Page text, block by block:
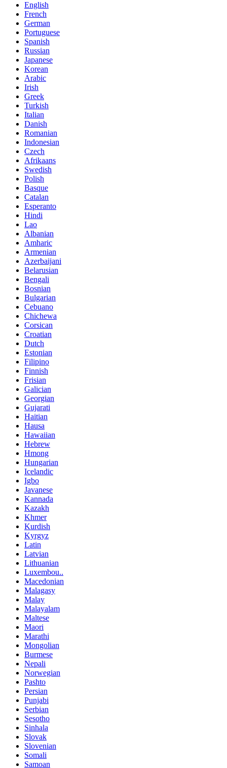
English
French
German
Portuguese
Spanish
Russian
Japanese
Korean
Arabic
Irish
Greek
Turkish
Italian
Danish
Romanian
Indonesian
Czech
Afrikaans
Swedish
Polish
Basque
Catalan
Esperanto
Hindi
Lao
Albanian
Amharic
Armenian
Azerbaijani
Belarusian
Bengali
Bosnian
Bulgarian
Cebuano
Chichewa
Corsican
Croatian
Dutch
Estonian
Filipino
Finnish
Frisian
Galician
Georgian
Gujarati
Haitian
Hausa
Hawaiian
Hebrew
Hmong
Hungarian
Icelandic
Igbo
Javanese
Kannada
Kazakh
Khmer
Kurdish
Kyrgyz
Latin
Latvian
Lithuanian
Luxembou..
Macedonian
Malagasy
Malay
Malayalam
Maltese
Maori
Marathi
Mongolian
Burmese
Nepali
Norwegian
Pashto
Persian
Punjabi
Serbian
Sesotho
Sinhala
Slovak
Slovenian
Somali
Samoan